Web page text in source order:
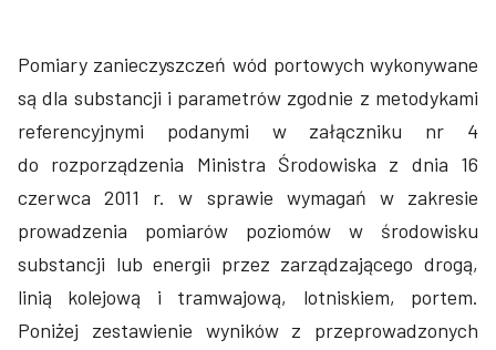
Pomiary zanieczyszczeń wód portowych wykonywane
są dla substancji i parametrów zgodnie z metodykami
referencyjnymi podanymi w załączniku nr 4
do rozporządzenia Ministra Środowiska z dnia 16
czerwca 2011 r. w sprawie wymagań w zakresie
prowadzenia pomiarów poziomów w środowisku
substancji lub energii przez zarządzającego drogą,
linią kolejową i tramwajową, lotniskiem, portem.
Poniżej zestawienie wyników z przeprowadzonych